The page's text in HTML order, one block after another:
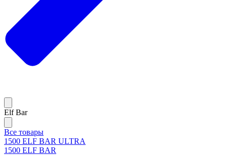
Elf Bar
Все товары
1500 ELF BAR ULTRA
1500 ELF BAR